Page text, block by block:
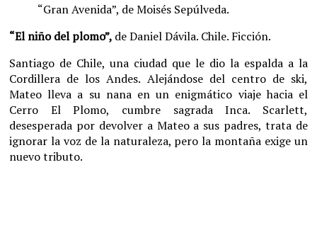
“Gran Avenida”, de Moisés Sepúlveda.
“El niño del plomo”, de Daniel Dávila. Chile. Ficción.
Santiago de Chile, una ciudad que le dio la espalda a la
Cordillera de los Andes. Alejándose del centro de ski,
Mateo lleva a su nana en un enigmático viaje hacia el
Cerro El Plomo, cumbre sagrada Inca. Scarlett,
desesperada por devolver a Mateo a sus padres, trata de
ignorar la voz de la naturaleza, pero la montaña exige un
nuevo tributo.